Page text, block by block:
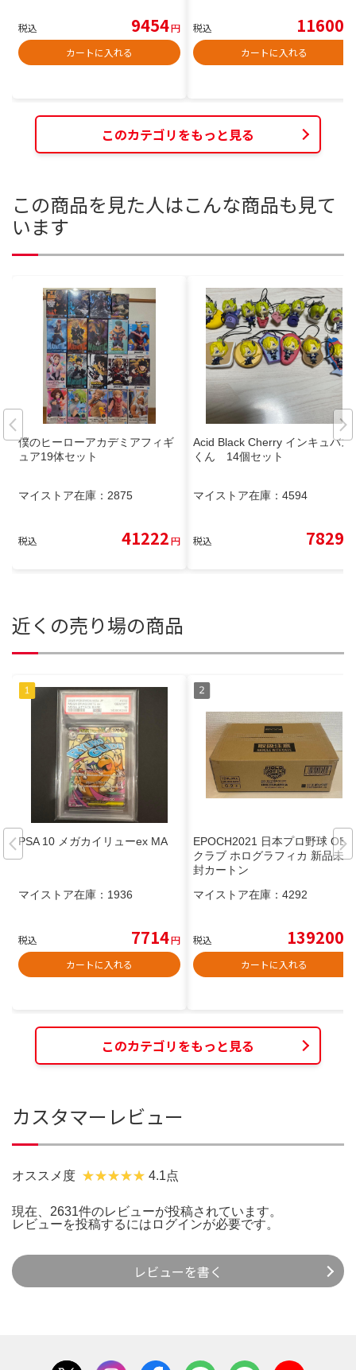
税込 9454円
カートに入れる
税込 11600
カートに入れる
このカテゴリをもっと見る
この商品を見た人はこんな商品も見て
います
僕のヒーローアカデミアフィギ
ュア19体セット
マイストア在庫： 2875
税込 41222円
Acid Black Cherry インキュバス
くん 14個セット
マイストア在庫： 4594
税込 7829
近くの売り場の商品
PSA 10 メガカイリューex MA
マイストア在庫： 1936
税込 7714円
カートに入れる
EPOCH2021 日本プロ野球 OB
クラブ ホログラフィカ 新品未開
封カートン
マイストア在庫： 4292
税込 139200
カートに入れる
このカテゴリをもっと見る
カスタマーレビュー
オススメ度 4.1点
現在、2631件のレビューが投稿されています。
レビューを投稿するには ログインが必要です。
レビューを書く